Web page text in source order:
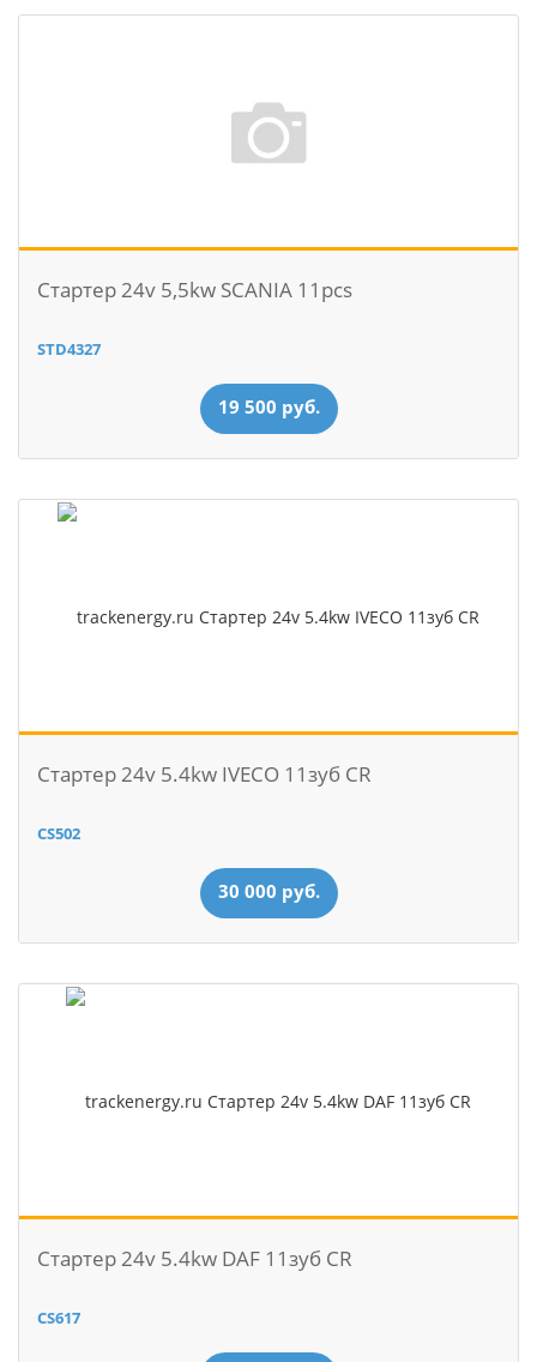
Стартер 24v 5,5kw SCANIA 11pcs
STD4327
19 500 руб.
Стартер 24v 5.4kw IVECO 11зуб CR
CS502
30 000 руб.
Стартер 24v 5.4kw DAF 11зуб CR
CS617